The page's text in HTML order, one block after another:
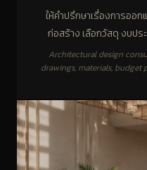
ให้คำปรึกษาเรื่องการออ
ก่อสร้าง เลือกวัสดุ งบป
Architectural design
drawings, materials,